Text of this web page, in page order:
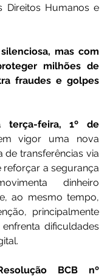
Direitos Humanos e
mas com
milhões de
fraudes e golpes
terça-feira, 1º de
vigor uma nova
de transferências via
reforçar a segurança
dinheiro
ao mesmo tempo,
principalmente
dificuldades
BCB nº